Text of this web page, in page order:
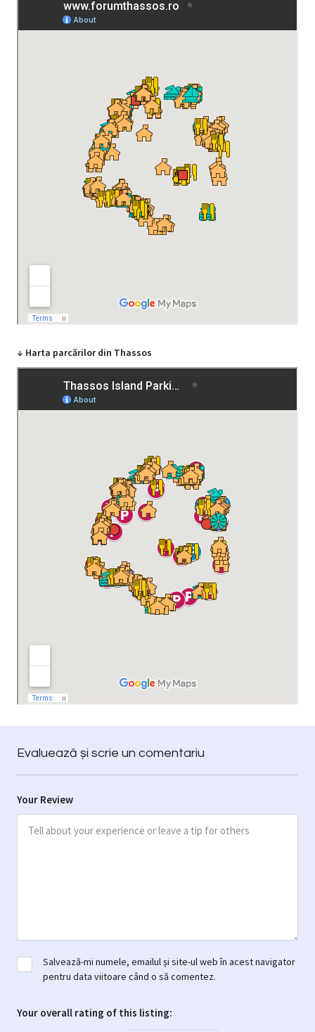
↓ Harta parcărilor din Thassos
Evaluează și scrie un comentariu
Your Review
Salvează-mi numele, emailul și site-ul web în acest navigator
pentru data viitoare când o să comentez.
Your overall rating of this listing: